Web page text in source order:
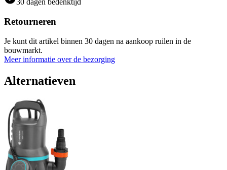
30 dagen bedenktijd
Retourneren
Je kunt dit artikel binnen 30 dagen na aankoop ruilen in de
bouwmarkt.
Meer informatie over de bezorging
Alternatieven